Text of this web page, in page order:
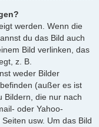
werden. Wenn die
du das Bild auch
Bild verlinken, das
z. B.
weder Bilder
(außer es ist
Bildern, die nur nach
oder Yahoo-
usw. Um das Bild